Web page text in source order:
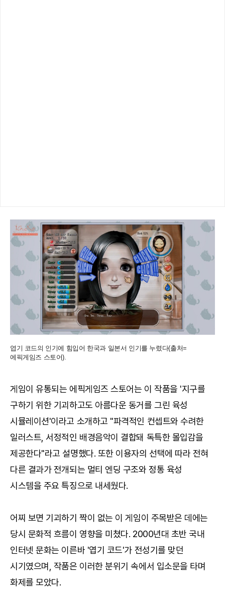
엽기 코드의 인기에 힘입어 한국과 일본서 인기를 누렸다(출처=
에픽게임즈 스토어).
게임이 유통되는 에픽게임즈 스토어는 이 작품을 '지구를
구하기 위한 기괴하고도 아름다운 동거를 그린 육성
시뮬레이션'이라고 소개하고 "파격적인 컨셉트와 수려한
일러스트, 서정적인 배경음악이 결합돼 독특한 몰입감을
제공한다"라고 설명했다. 또한 이용자의 선택에 따라 전혀
다른 결과가 전개되는 멀티 엔딩 구조와 정통 육성
시스템을 주요 특징으로 내세웠다.
어찌 보면 기괴하기 짝이 없는 이 게임이 주목받은 데에는
당시 문화적 흐름이 영향을 미쳤다. 2000년대 초반 국내
인터넷 문화는 이른바 '엽기 코드'가 전성기를 맞던
시기였으며, 작품은 이러한 분위기 속에서 입소문을 타며
화제를 모았다.